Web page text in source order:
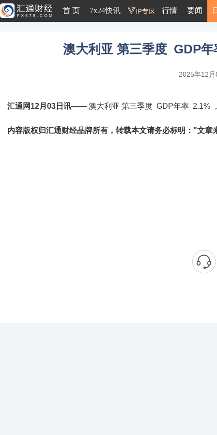
首 页 7x24快讯 行情 要闻
澳大利亚 第三季度 GDP
2025年12
汇通网12月03日讯—— 澳大利亚 第三季度 GDP年率 2.1%
内容版权归汇通财经品牌所有，转载本文请务必标明："文章